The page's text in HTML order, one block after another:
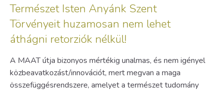
Természet Isten Anyánk Szent
Törvényeit huzamosan nem lehet
áthágni retorziók nélkül!
A MAAT útja bizonyos mértékig unalmas, és nem igényel
közbeavatkozást/innovációt, mert megvan a maga
összefüggésrendszere, amelyet a természet tudomány